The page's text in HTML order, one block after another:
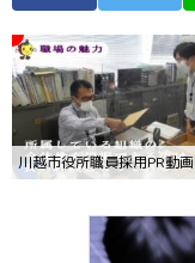
川越市役所職員採用PR動画